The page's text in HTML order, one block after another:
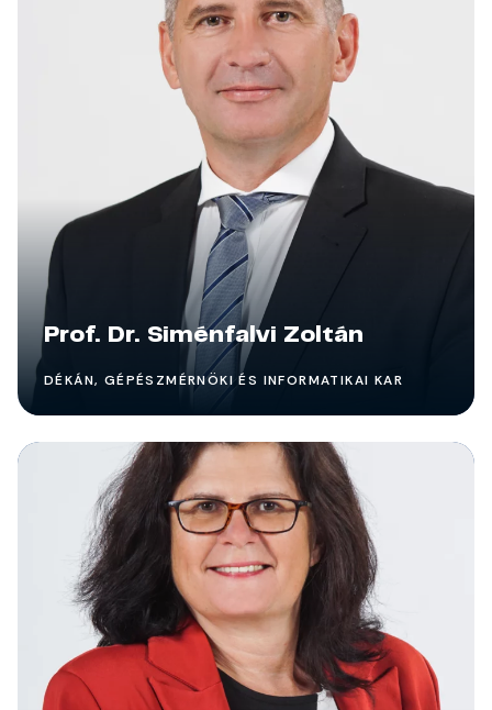
Prof. Dr. Siménfalvi Zoltán
DÉKÁN, GÉPÉSZMÉRNÖKI ÉS INFORMATIKAI KAR